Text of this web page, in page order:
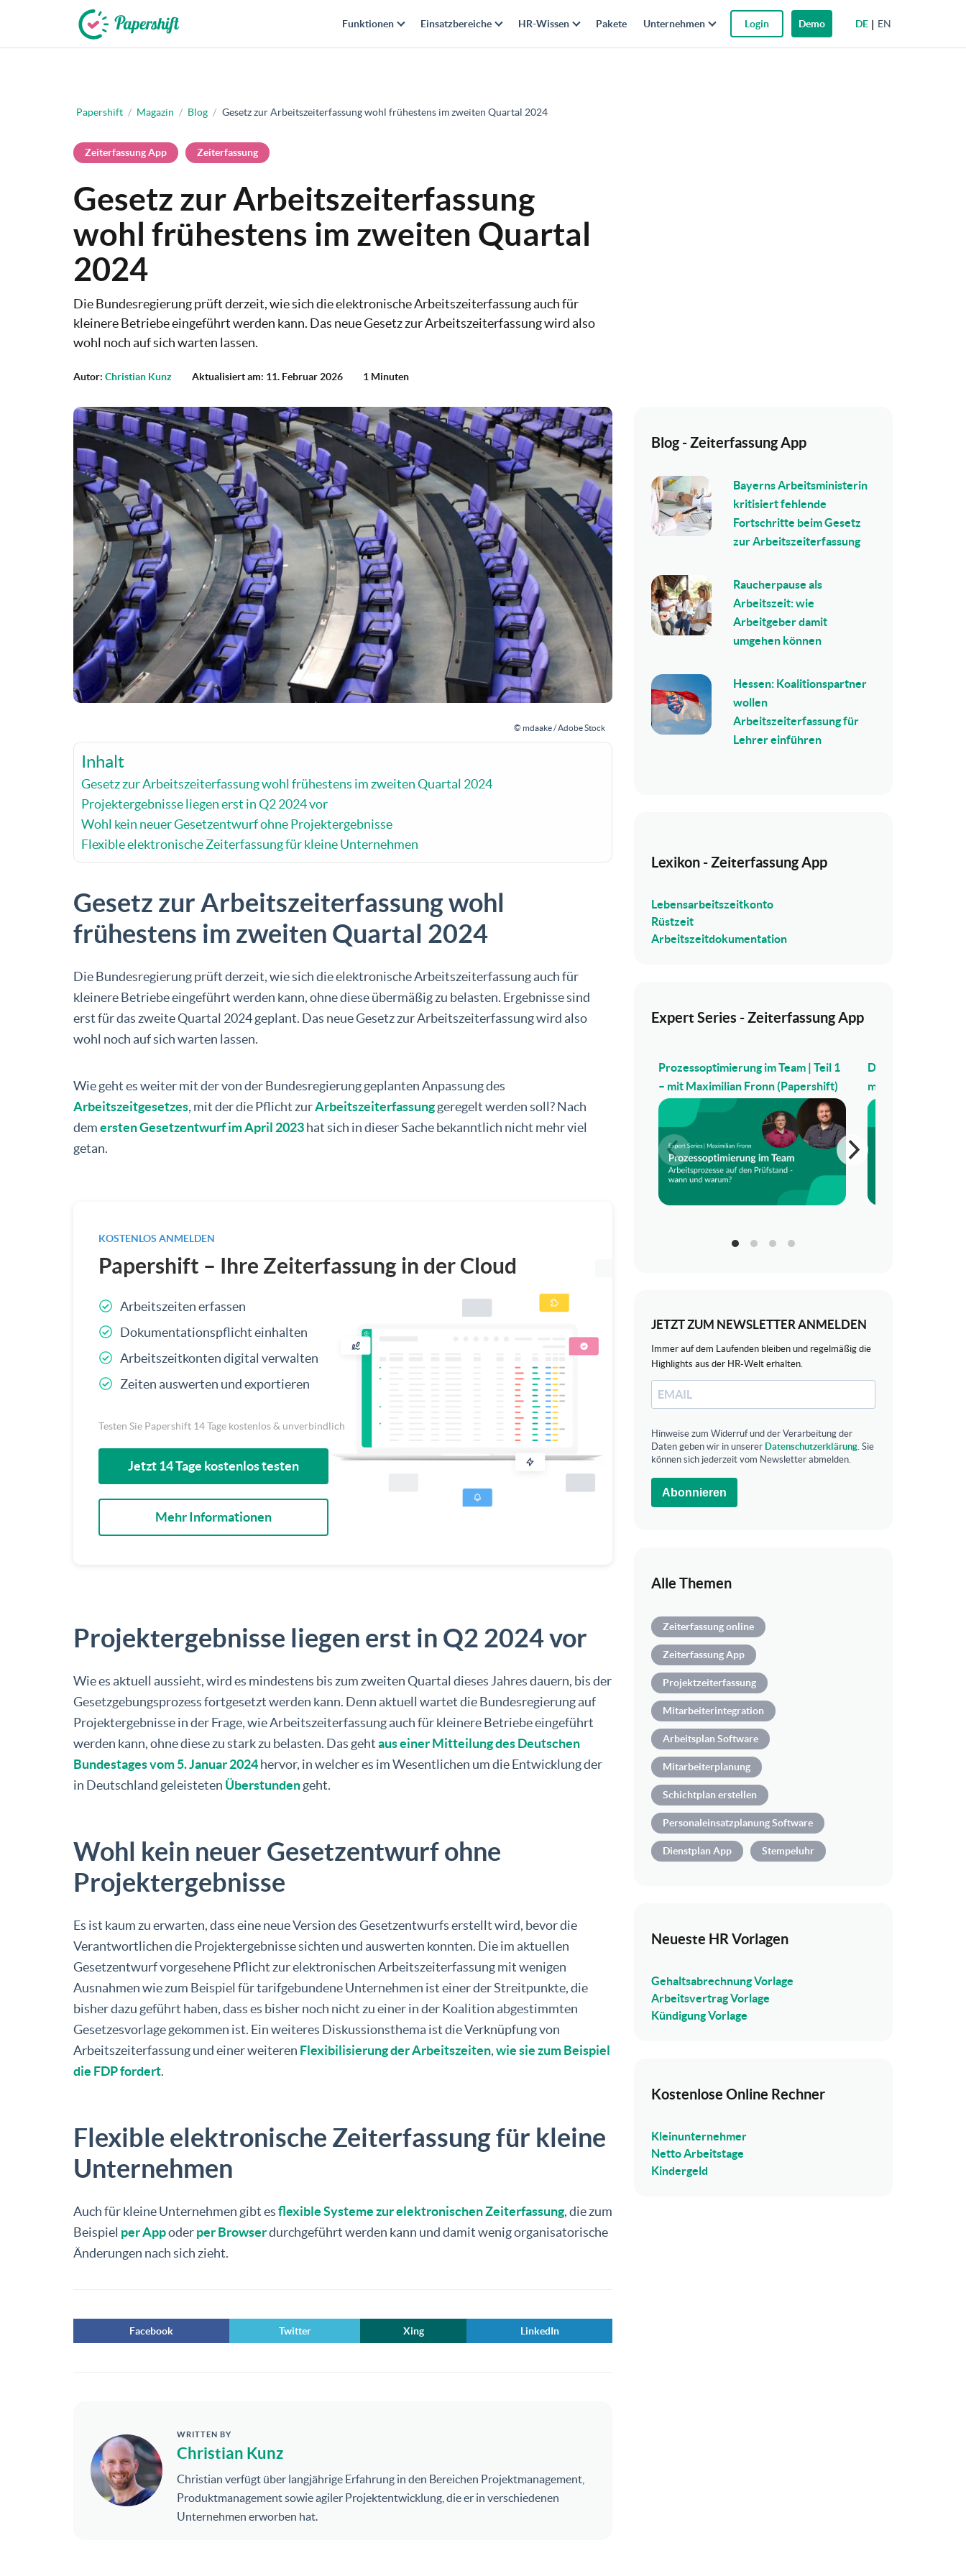
DE EN
Funktionen Einsatzbereiche HR-Wissen Pakete Unternehmen Login Demo
Papershift / Magazin / Blog / Gesetz zur Arbeitszeiterfassung wohl frühestens im zweiten Quartal 2024
Zeiterfassung App Zeiterfassung
Gesetz zur Arbeitszeiterfassung
wohl frühestens im zweiten Quartal
2024
Die Bundesregierung prüft derzeit, wie sich die elektronische Arbeitszeiterfassung auch für
kleinere Betriebe eingeführt werden kann. Das neue Gesetz zur Arbeitszeiterfassung wird also
wohl noch auf sich warten lassen.
Autor: Christian Kunz Aktualisiert am: 11. Februar 2026 1 Minuten
© mdaake / Adobe Stock
Inhalt
Gesetz zur Arbeitszeiterfassung wohl frühestens im zweiten Quartal 2024
Projektergebnisse liegen erst in Q2 2024 vor
Wohl kein neuer Gesetzentwurf ohne Projektergebnisse
Flexible elektronische Zeiterfassung für kleine Unternehmen
Gesetz zur Arbeitszeiterfassung wohl
frühestens im zweiten Quartal 2024
Die Bundesregierung prüft derzeit, wie sich die elektronische Arbeitszeiterfassung auch für
kleinere Betriebe eingeführt werden kann, ohne diese übermäßig zu belasten. Ergebnisse sind
erst für das zweite Quartal 2024 geplant. Das neue Gesetz zur Arbeitszeiterfassung wird also
wohl noch auf sich warten lassen.
Wie geht es weiter mit der von der Bundesregierung geplanten Anpassung des
Arbeitszeitgesetzes, mit der die Pflicht zurArbeitszeiterfassunggeregelt werden soll? Nach
demersten Gesetzentwurf im April 2023hat sich in dieser Sache bekanntlich nicht mehr viel
getan.
KOSTENLOS ANMELDEN
Papershift – Ihre Zeiterfassung in der Cloud
Arbeitszeiten erfassen
Dokumentationspflicht einhalten
Arbeitszeitkonten digital verwalten
Zeiten auswerten und exportieren
Testen Sie Papershift 14 Tage kostenlos & unverbindlich
Jetzt 14 Tage kostenlos testen
Mehr Informationen
Projektergebnisse liegen erst in Q2 2024 vor
Wie es aktuell aussieht, wird es mindestens bis zum zweiten Quartal dieses Jahres dauern, bis der
Gesetzgebungsprozess fortgesetzt werden kann. Denn aktuell wartet die Bundesregierung auf
Projektergebnisse in der Frage, wie Arbeitszeiterfassung auch für kleinere Betriebe eingeführt
werden kann, ohne diese zu stark zu belasten. Das gehtaus einer Mitteilung des Deutschen
Bundestages vom 5. Januar 2024hervor, in welcher es im Wesentlichen um die Entwicklung der
in Deutschland geleisteten Überstundengeht.
Wohl kein neuer Gesetzentwurf ohne
Projektergebnisse
Es ist kaum zu erwarten, dass eine neue Version des Gesetzentwurfs erstellt wird, bevor die
Verantwortlichen die Projektergebnisse sichten und auswerten konnten. Die im aktuellen
Gesetzentwurf vorgesehene Pflicht zur elektronischen Arbeitszeiterfassung mit wenigen
Ausnahmen wie zum Beispiel für tarifgebundene Unternehmen ist einer der Streitpunkte, die
bisher dazu geführt haben, dass es bisher noch nicht zu einer in der Koalition abgestimmten
Gesetzesvorlage gekommen ist. Ein weiteres Diskussionsthema ist die Verknüpfung von
Arbeitszeiterfassung und einer weiteren Flexibilisierung der Arbeitszeiten,wie sie zum Beispiel
die FDP fordert.
Flexible elektronische Zeiterfassung für kleine
Unternehmen
Auch für kleine Unternehmen gibt esflexible Systeme zur elektronischen Zeiterfassung, die zum
Beispiel per Appoderper Browserdurchgeführt werden kann und damit wenig organisatorische
Änderungen nach sich zieht.
Facebook Twitter Xing LinkedIn
WRITTEN BY
Christian Kunz
Christian verfügt über langjährige Erfahrung in den Bereichen Projektmanagement,
Produktmanagement sowie agiler Projektentwicklung, die er in verschiedenen
Unternehmen erworben hat.
Blog - Zeiterfassung App
Bayerns Arbeitsministerin
kritisiert fehlende
Fortschritte beim Gesetz
zur Arbeitszeiterfassung
Raucherpause als
Arbeitszeit: wie
Arbeitgeber damit
umgehen können
Hessen: Koalitionspartner
wollen
Arbeitszeiterfassung für
Lehrer einführen
Lexikon - Zeiterfassung App
Lebensarbeitszeitkonto
Rüstzeit
Arbeitszeitdokumentation
Expert Series - Zeiterfassung App
Prozessoptimierung im Team | Teil 1
– mit Maximilian Fronn (Papershift)
Digitale HR-
mit Cornelius
JETZT ZUM NEWSLETTER ANMELDEN
Immer auf dem Laufenden bleiben und regelmäßig die
Highlights aus der HR-Welt erhalten.
Hinweise zum Widerruf und der Verarbeitung der
Daten geben wir in unserer Datenschutzerklärung. Sie
können sich jederzeit vom Newsletter abmelden.
Abonnieren
Alle Themen
Zeiterfassung online
Zeiterfassung App
Projektzeiterfassung
Mitarbeiterintegration
Arbeitsplan Software
Mitarbeiterplanung
Schichtplan erstellen
Personaleinsatzplanung Software
Dienstplan App Stempeluhr
Neueste HR Vorlagen
Gehaltsabrechnung Vorlage
Arbeitsvertrag Vorlage
Kündigung Vorlage
Kostenlose Online Rechner
Kleinunternehmer
Netto Arbeitstage
Kindergeld